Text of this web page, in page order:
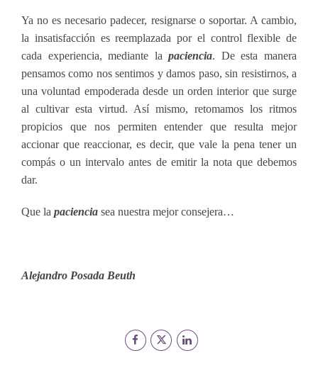
Ya no es necesario padecer, resignarse o soportar. A cambio,
la insatisfacción es reemplazada por el control flexible de
cada experiencia, mediante lapaciencia. De esta manera
pensamos como nos sentimos y damos paso, sin resistirnos, a
una voluntad empoderada desde un orden interior que surge
al cultivar esta virtud. Así mismo, retomamos los ritmos
propicios que nos permiten entender que resulta mejor
accionar que reaccionar, es decir, que vale la pena tener un
compás o un intervalo antes de emitir la nota que debemos
dar.
Que la paciencia sea nuestra mejor consejera…
Alejandro Posada Beuth